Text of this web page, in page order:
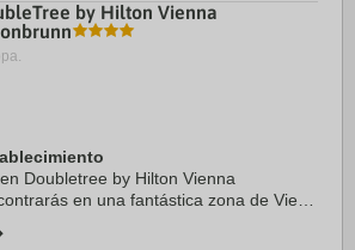
by Hilton Vienna
Doubletree by Hilton Vienna
en una fantástica zona de Viena
min a pie de Palacio ...